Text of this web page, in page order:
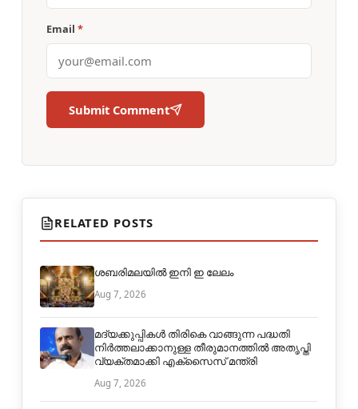
Email *
Submit Comment
RELATED POSTS
ശബരിമലയിൽ ഇനി ഇ ലേലം
Aug 7, 2026
മദ്യക്കുപ്പികള്‍ തിരികെ വാങ്ങുന്ന പദ്ധതി
നിര്‍ത്തലാക്കാനുള്ള തീരുമാനത്തില്‍ അതൃപ്തി
വ്യക്തമാക്കി എക്‌സൈസ് മന്ത്രി
Aug 7, 2026